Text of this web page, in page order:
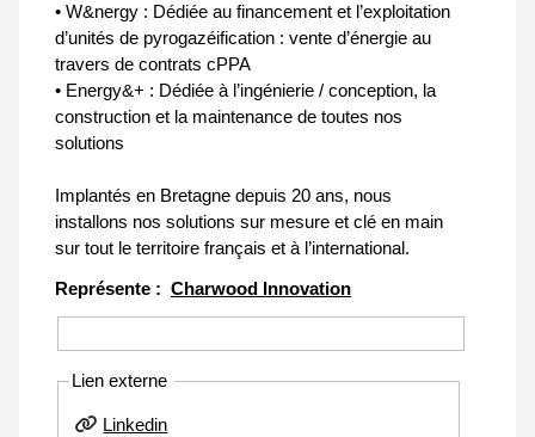
• W&nergy : Dédiée au financement et l’exploitation
d’unités de pyrogazéification : vente d’énergie au
travers de contrats cPPA
• Energy&+ : Dédiée à l’ingénierie / conception, la
construction et la maintenance de toutes nos
solutions
Implantés en Bretagne depuis 20 ans, nous
installons nos solutions sur mesure et clé en main
sur tout le territoire français et à l’international.
Représente : Charwood Innovation
Lien externe
Linkedin